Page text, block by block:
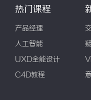
热门课程
产品经理
人工智能
UXD全能设计
C4D教程